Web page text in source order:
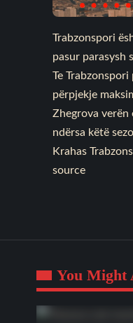
Trabzonspori
pasur parasysh
Te
përpjekje
Zhegrova
ndërsa këtë
Krahas
source
You Might